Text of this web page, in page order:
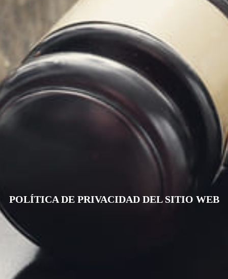
POLÍTICA DE PRIVACIDAD DEL SITIO WEB